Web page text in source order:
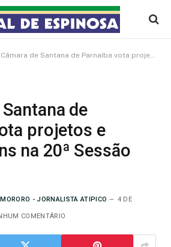
Câmara de Santana de Parnaíba vota projetos e homenagens na 20ª Sessão Ordinária
de
projetos e
na 20ª Sessão
- JORNALISTA ATIPICO 4 DE
COMENTÁRIO